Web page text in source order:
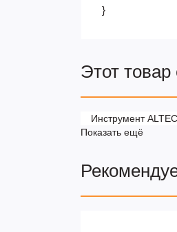
}
Этот товар
Инструмент
Показать ещё